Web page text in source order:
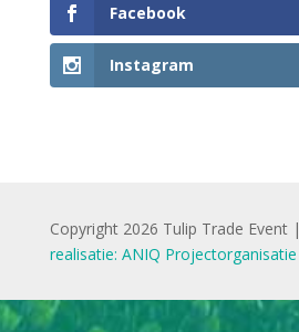
Facebook
Instagram
Copyright 2026 Tulip Trade Event |
realisatie: ANIQ Projectorganisatie